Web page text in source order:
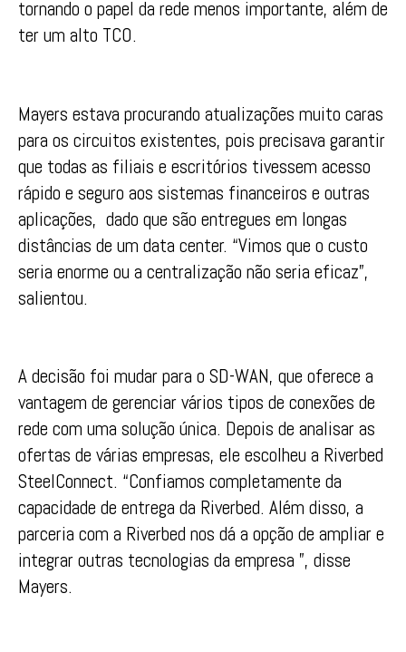
tornando o papel da rede menos importante, além de
ter um alto TCO.
Mayers estava procurando atualizações muito caras
para os circuitos existentes, pois precisava garantir
que todas as filiais e escritórios tivessem acesso
rápido e seguro aos sistemas financeiros e outras
aplicações, dado que são entregues em longas
distâncias de um data center. “Vimos que o custo
seria enorme ou a centralização não seria eficaz”,
salientou.
A decisão foi mudar para o SD-WAN, que oferece a
vantagem de gerenciar vários tipos de conexões de
rede com uma solução única. Depois de analisar as
ofertas de várias empresas, ele escolheu a Riverbed
SteelConnect. “Confiamos completamente da
capacidade de entrega da Riverbed. Além disso, a
parceria com a Riverbed nos dá a opção de ampliar e
integrar outras tecnologias da empresa ”, disse
Mayers.